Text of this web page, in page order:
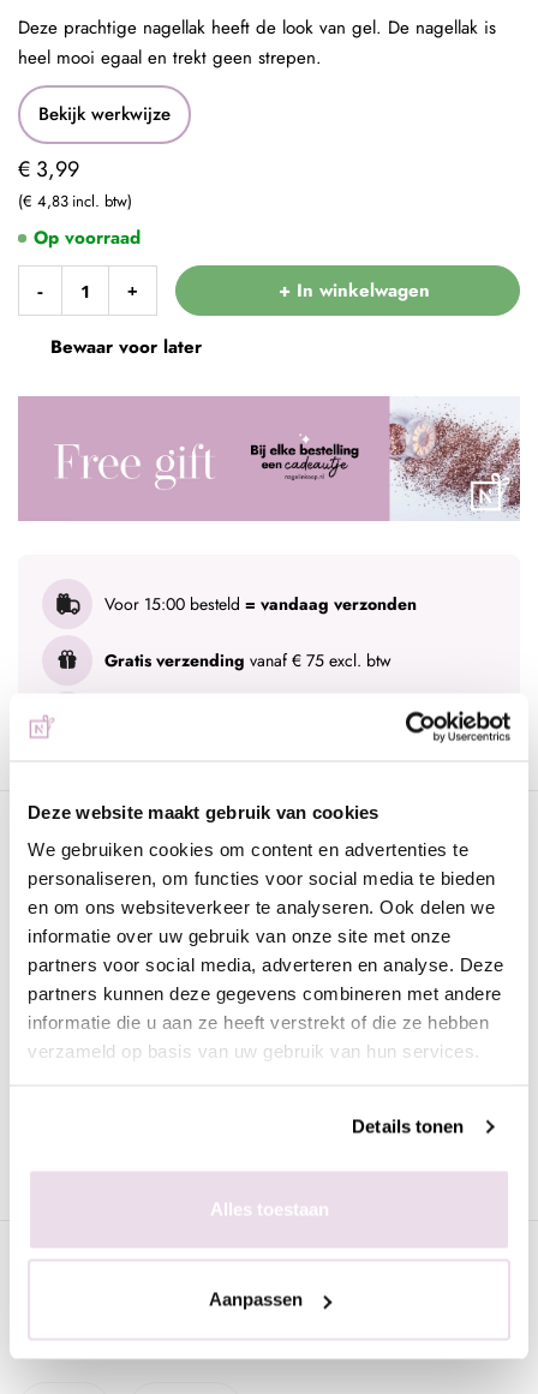
Deze website maakt gebruik van cookies
We gebruiken cookies om content en advertenties te
personaliseren, om functies voor social media te bieden
en om ons websiteverkeer te analyseren. Ook delen we
informatie over uw gebruik van onze site met onze
partners voor social media, adverteren en analyse. Deze
partners kunnen deze gegevens combineren met andere
informatie die u aan ze heeft verstrekt of die ze hebben
verzameld op basis van uw gebruik van hun services.
Details tonen
Alles toestaan
Aanpassen
Bekijk werkwijze
€ 3,99
€ 4,83
- + + In winkelwagen
Bewaar voor later
Voor 15:00 besteld = vandaag verzonden
Gratis verzending vanaf € 75 excl. btw
WhatsApp met onze specialisten
Op voorraad
Deze prachtige nagellak heeft de look van gel. De nagellak is
heel mooi egaal en trekt geen strepen.
Omschrijving
Moyra Nagellak Gel look 926 Odette
Deze prachtige nagellak in de verzadigde rode kleur heeft de
look van gel. De nagellak is heel mooi egaal en trekt geen
strepen.
Voordelen van de Moyra nagellak met gel look:
Snel drogend
Specificaties
Gerelateerde pagina's